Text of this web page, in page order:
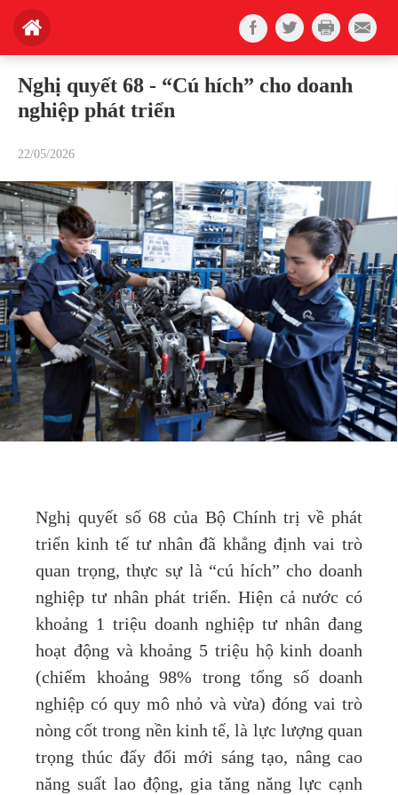
Nghị quyết 68 - “Cú hích” cho doanh
nghiệp phát triển
22/05/2026
Nghị quyết số 68 của Bộ Chính trị về phát
triển kinh tế tư nhân đã khẳng định vai trò
quan trọng, thực sự là “cú hích” cho doanh
nghiệp tư nhân phát triển. Hiện cả nước có
khoảng 1 triệu doanh nghiệp tư nhân đang
hoạt động và khoảng 5 triệu hộ kinh doanh
(chiếm khoảng 98% trong tổng số doanh
nghiệp có quy mô nhỏ và vừa) đóng vai trò
nòng cốt trong nền kinh tế, là lực lượng quan
trọng thúc đẩy đổi mới sáng tạo, nâng cao
năng suất lao động, gia tăng năng lực cạnh